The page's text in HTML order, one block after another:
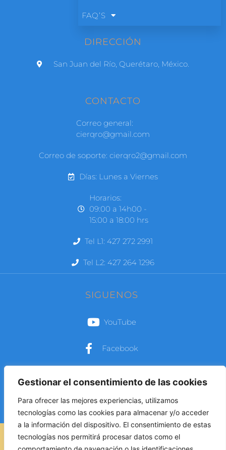
Gestionar el consentimiento de las cookies
Para ofrecer las mejores experiencias, utilizamos
tecnologías como las cookies para almacenar y/o acceder
a la información del dispositivo. El consentimiento de estas
tecnologías nos permitirá procesar datos como el
FAQ’S
DIRECCIÓN
San Juan del Río, Querétaro, México.
CONTACTO
Correo general:
cierqro@gmail.com
Correo de soporte: cierqro2@gmail.com
Días: Lunes a Viernes
Horarios:
09:00 a 14h00 -
15:00 a 18:00 hrs
Tel L1: 427 272 2991
Tel L2: 427 264 1296
SIGUENOS
YouTube
Facebook
AVISO LEGAL